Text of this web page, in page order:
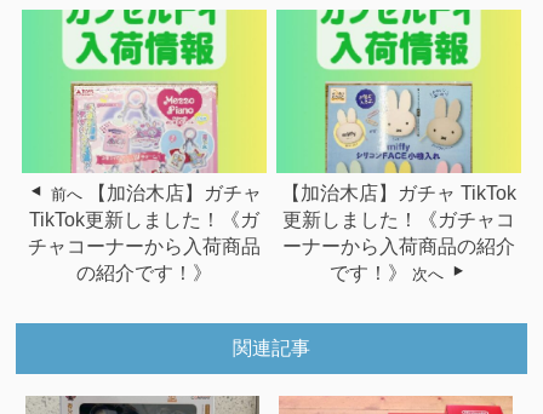
前へ
【加治木店】ガチャ
TikTok更新しました！《ガ
チャコーナーから入荷商品
の紹介です！》
【加治木店】ガチャ TikTok
更新しました！《ガチャコ
ーナーから入荷商品の紹介
です！》
次へ
関連記事